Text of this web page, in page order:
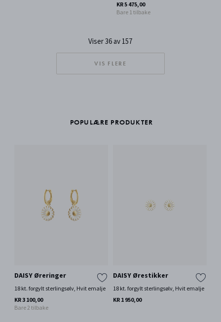
KR 5 475,00
Bare 1 tilbake
Viser 36 av 157
VIS FLERE
POPULÆRE PRODUKTER
DAISY Øreringer
18 kt. forgylt sterlingsølv, Hvit emalje
KR 3 100,00
Bare 2 tilbake
DAISY Ørestikker
18 kt. forgylt sterlingsølv, Hvit emalje
KR 1 950,00